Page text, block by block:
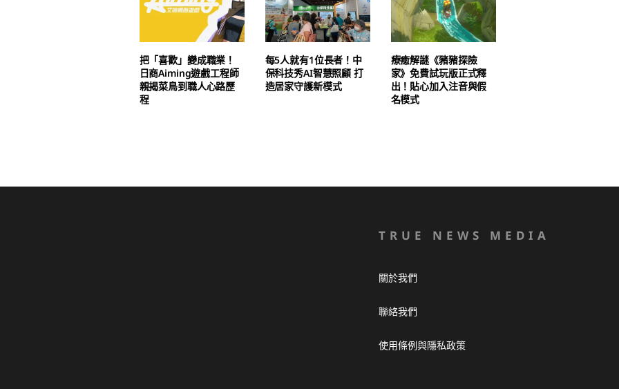
把「喜歡」變成職業！
日商Aiming遊戲工程師
親揭菜鳥到職人心路歷
程
每5人就有1位長者！中
保科技秀AI智慧照顧 打
造居家守護新模式
療癒解謎《豬豬探險
家》免費試玩版正式釋
出！貼心加入注音與假
名模式
TRUE NEWS MEDIA
關於我們
聯絡我們
使用條例與隱私政策